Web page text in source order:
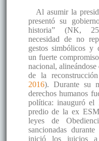
Al asumir la
presentó su
historia” (NK,
necesidad de no
gestos simbólicos y
un fuerte
nacional,
de la
2016). Durante su
derechos humanos
política: inauguró
predio de la ex
leyes de
sancionadas
inició los juicios a